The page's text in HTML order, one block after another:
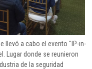
llevó a cabo el evento "IP-in-
Lugar donde se reunieron
de la seguridad